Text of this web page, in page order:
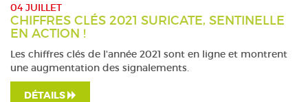
04 JUILLET
CHIFFRES CLÉS 2021 SURICATE, SENTINELLE
EN ACTION !
Les chiffres clés de l'année 2021 sont en ligne et montrent
une augmentation des signalements.
DÉTAILS